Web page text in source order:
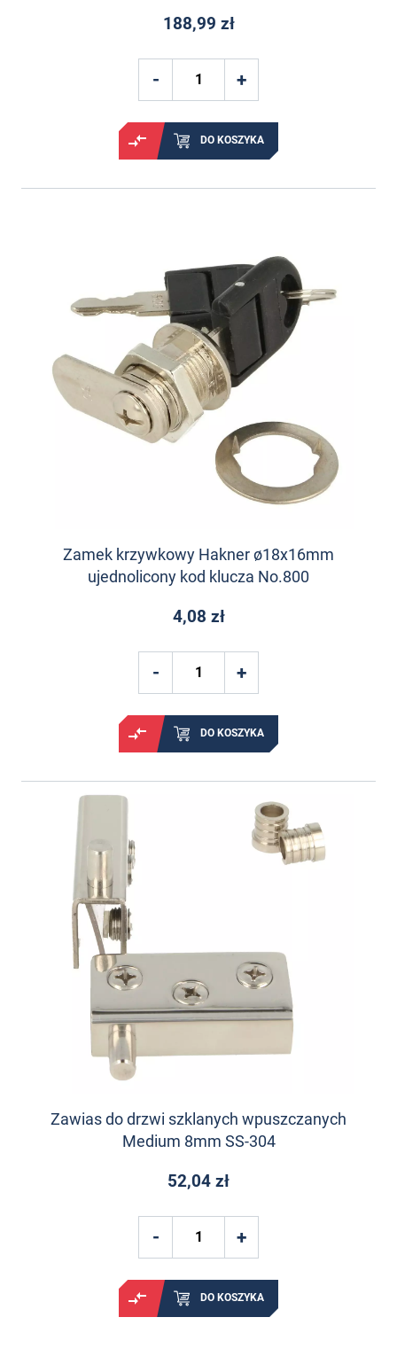
188,99 zł
DO KOSZYKA
Zamek krzywkowy Hakner ø18x16mm
ujednolicony kod klucza No.800
4,08 zł
DO KOSZYKA
Zawias do drzwi szklanych wpuszczanych
Medium 8mm SS-304
52,04 zł
DO KOSZYKA